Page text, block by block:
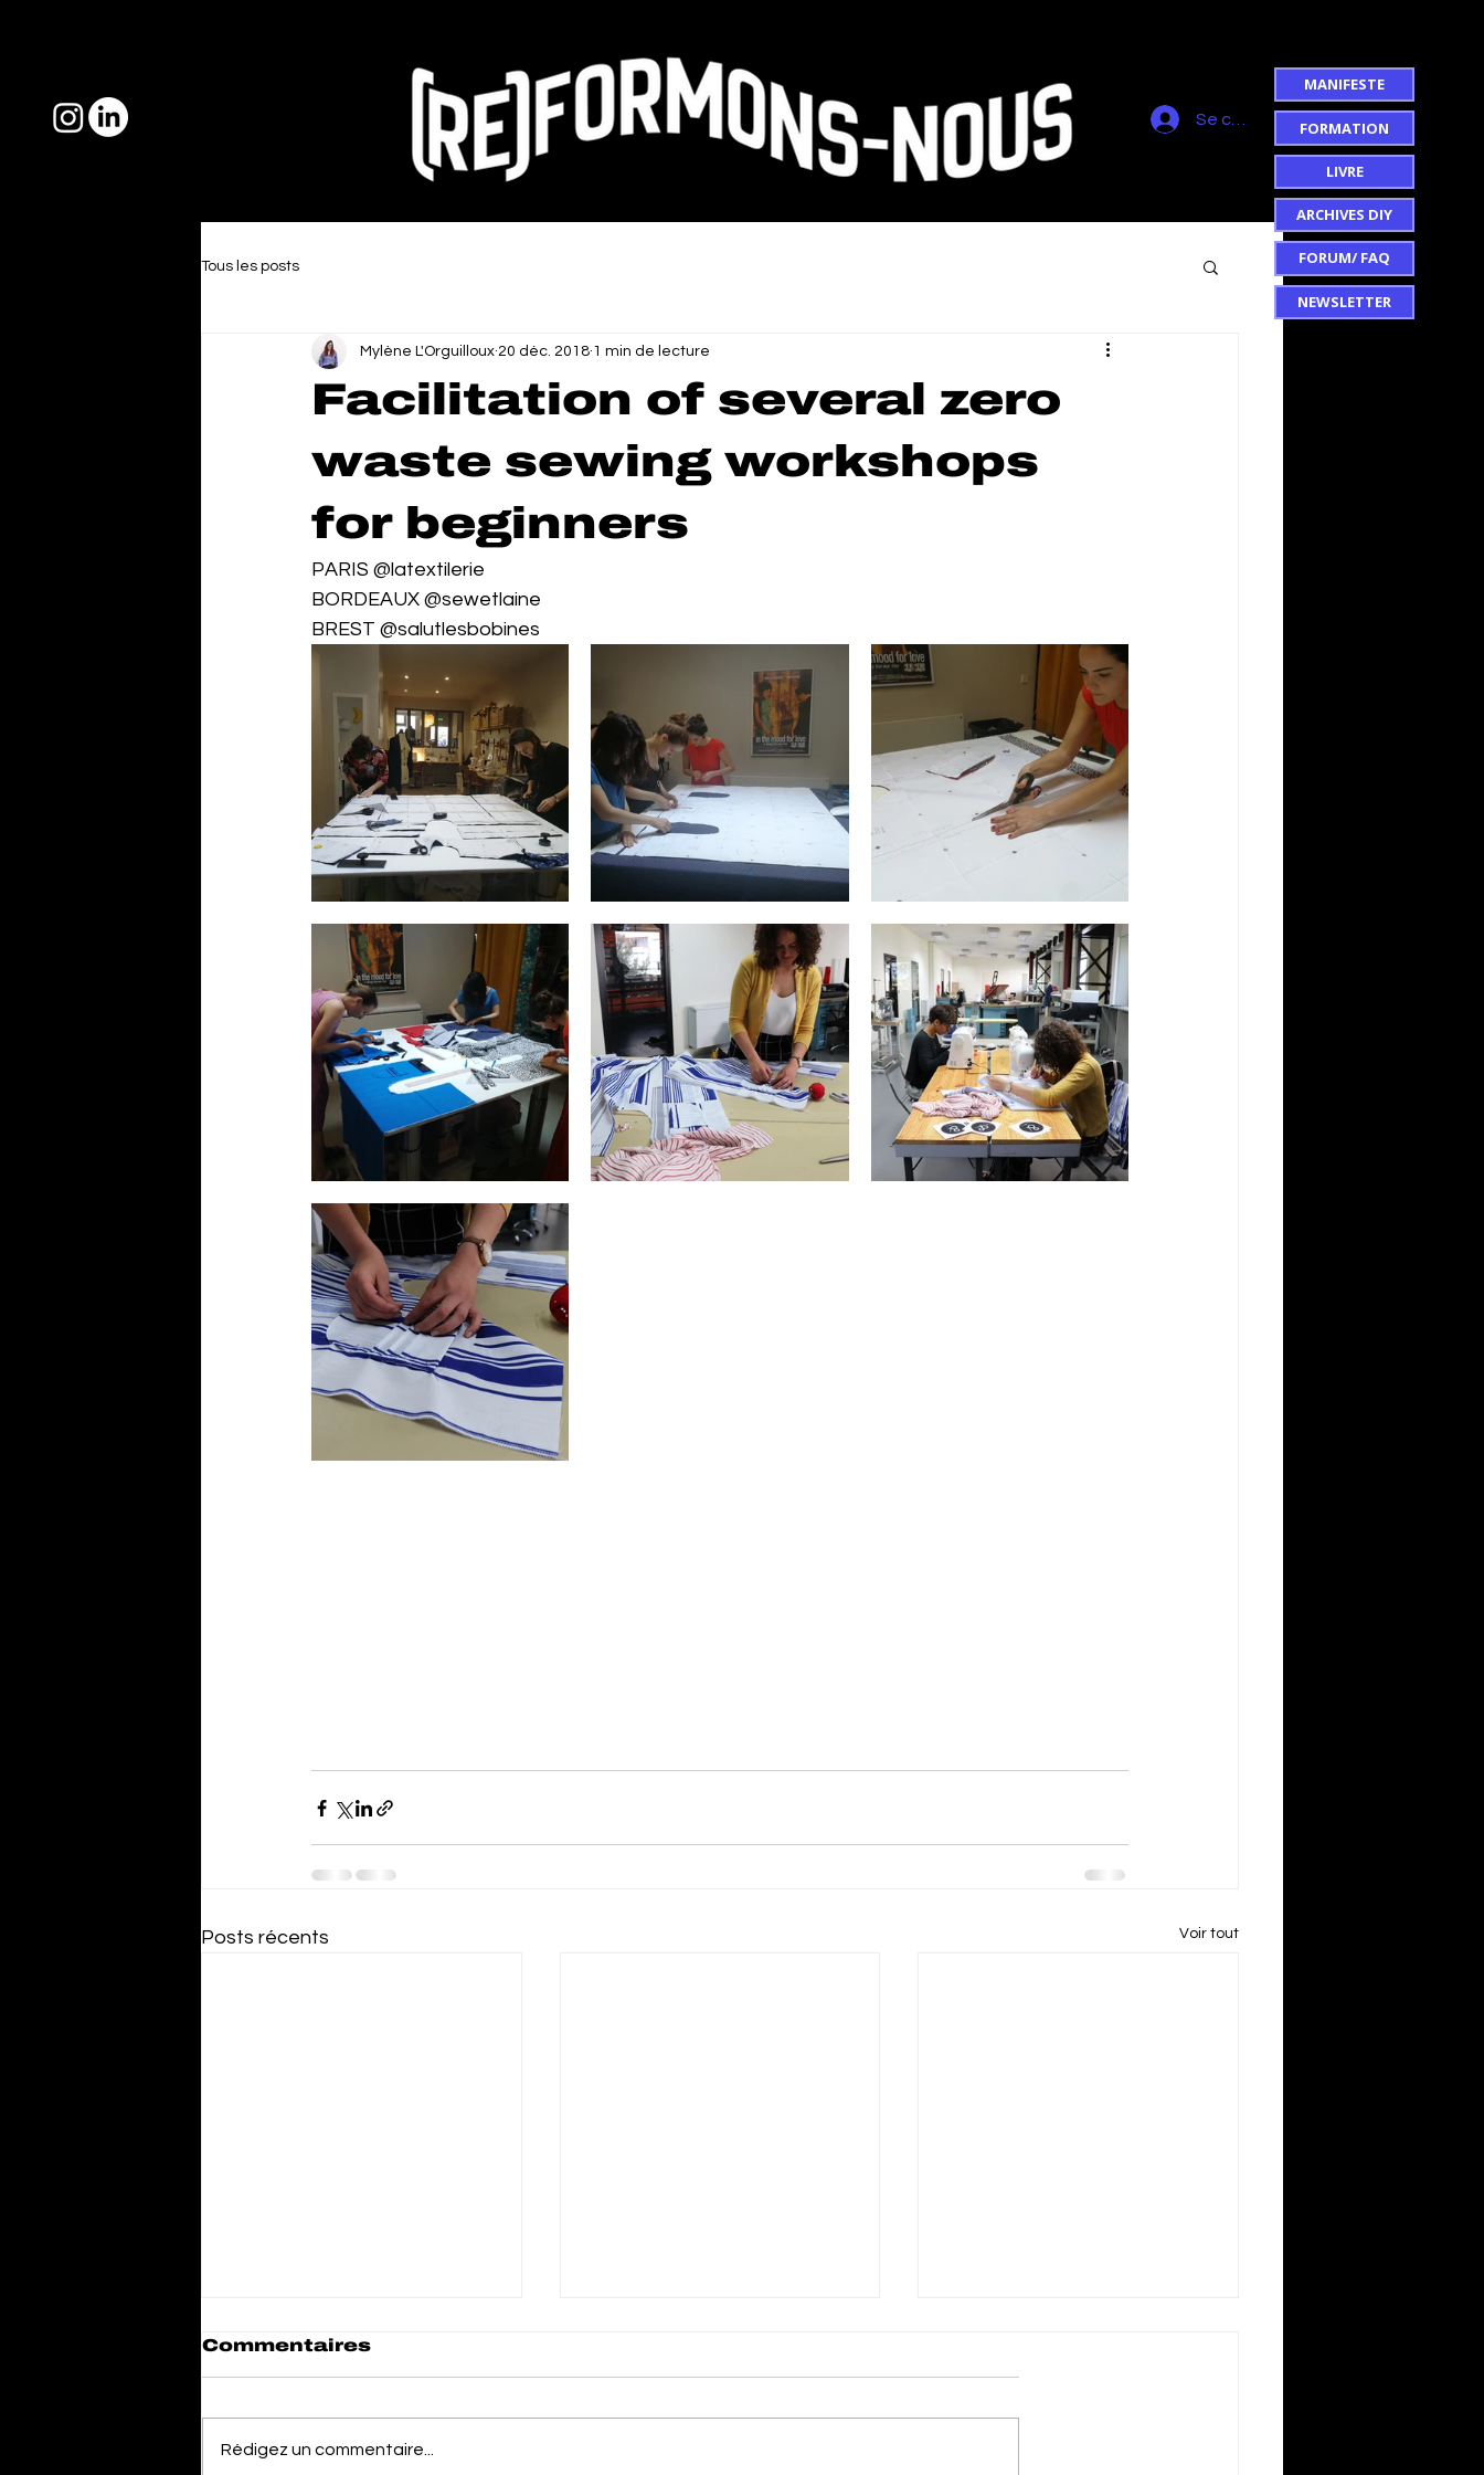
MANIFESTE
FORMATION
LIVRE
ARCHIVES DIY
FORUM/ FAQ
NEWSLETTER
Se connecter
Tous les posts
Facilitation of several zero
waste sewing workshops
for beginners
Mylène L'Orguilloux 20 déc. 2018 1 min de lecture
PARIS @latextilerie
BORDEAUX @sewetlaine
BREST @salutlesbobines
Posts récents Voir tout
Commentaires
Rédigez un commentaire...